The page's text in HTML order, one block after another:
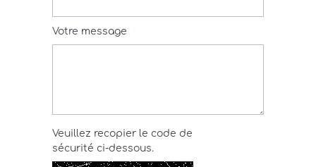
Votre message
Veuillez recopier le code de
sécurité ci-dessous.